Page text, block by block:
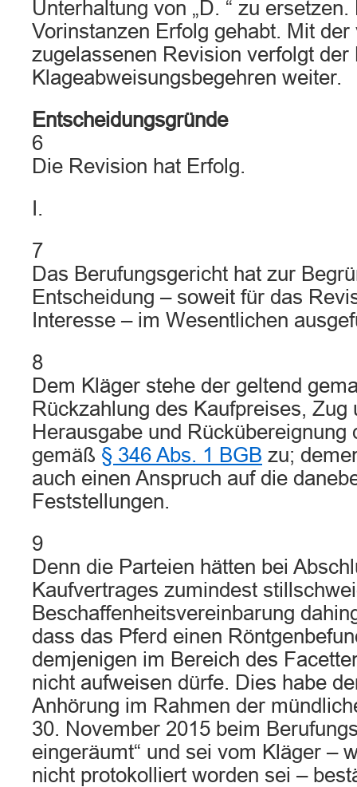
Unterhaltung von „D. “ zu
Vorinstanzen Erfolg gehabt. Mit der
zugelassenen Revision verfolgt der
Klageabweisungsbegehren weiter.
Entscheidungsgründe
6
Die Revision hat Erfolg.
I.
7
Das Berufungsgericht hat zur
Entscheidung – soweit für das
Interesse – im Wesentlichen
8
Dem Kläger stehe der geltend
Rückzahlung des Kaufpreises, Zug
Herausgabe und Rückübereignung
gemäß § 346 Abs. 1 BGB zu;
auch einen Anspruch auf die
Feststellungen.
9
Denn die Parteien hätten bei
Kaufvertrages zumindest
Beschaffenheitsvereinbarung
dass das Pferd einen
demjenigen im Bereich des
nicht aufweisen dürfe. Dies habe
Anhörung im Rahmen der
30. November 2015 beim
eingeräumt“ und sei vom Kläger –
nicht protokolliert worden sei –